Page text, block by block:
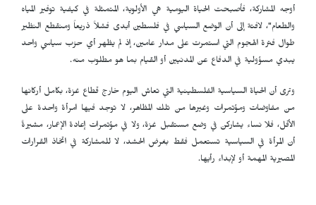
أوجه المشاركة، فأصبحت الحياة اليومية هي الأولوية، المتمثلة في كيفية توفير المياه
والطعام"، لافتة إلى أن الوضع السياسي في فلسطين أبدى فشلاً ذريعاً ومنقطع النظير
طوال فترة الهجوم التي استمرت على مدار عامين، إذ لم يظهر أي حزب سياسي واحد
يبدي مسؤولية في الدفاع عن المدنيين أو القيام بما هو مطلوب منه.
وترى أن الحياة السياسية الفلسطينية التي تعاش اليوم خارج قطاع غزة، بكامل أركانها
من مفاوضات ومؤتمرات وغيرها من تلك المظاهر، لا توجد فيها امرأة واحدة على
الأقل، فلا نساء يشاركن في وضع مستقبل غزة، ولا في مؤتمرات إعادة الإعمار، مشيرةً
أن المرأة في السياسية تستعمل فقط بغرض الحشد، لا للمشاركة في اتخاذ القرارات
المصيرية المهمة أو لإبداء رأيها.